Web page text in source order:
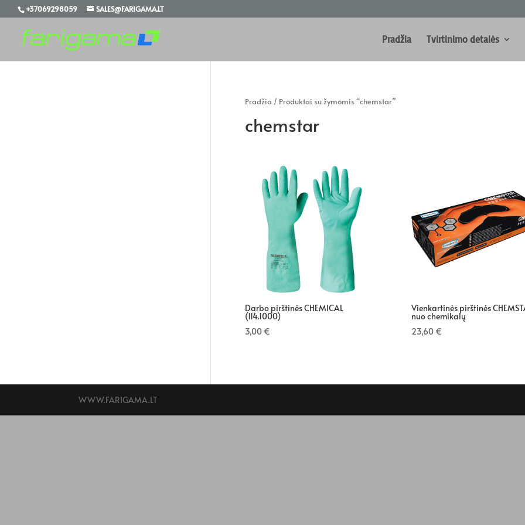
+37069298059 SALES@FARIGAMA.LT
Pradžia Tvirtinimo detalės
Pradžia / Produktai su žymomis “chemstar”
chemstar
Darbo pirštinės CHEMICAL
(114.1000)
3,00 €
Vienkartinės pirštinės
nuo chemikalų
23,60 €
WWW.FARIGAMA.LT